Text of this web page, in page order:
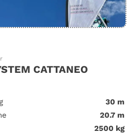
CATTANEO
30 m
20.7 m
2500 kg